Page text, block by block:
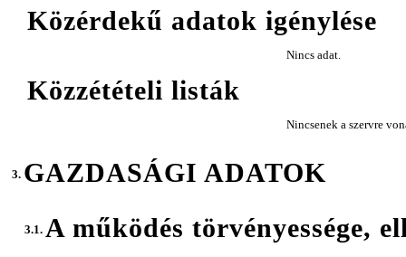
Közérdekű adatok igénylése
Nincs adat.
Közzétételi listák
Nincsenek a szervre
3. GAZDASÁGI ADATOK
3.1. A működés törvényessége,